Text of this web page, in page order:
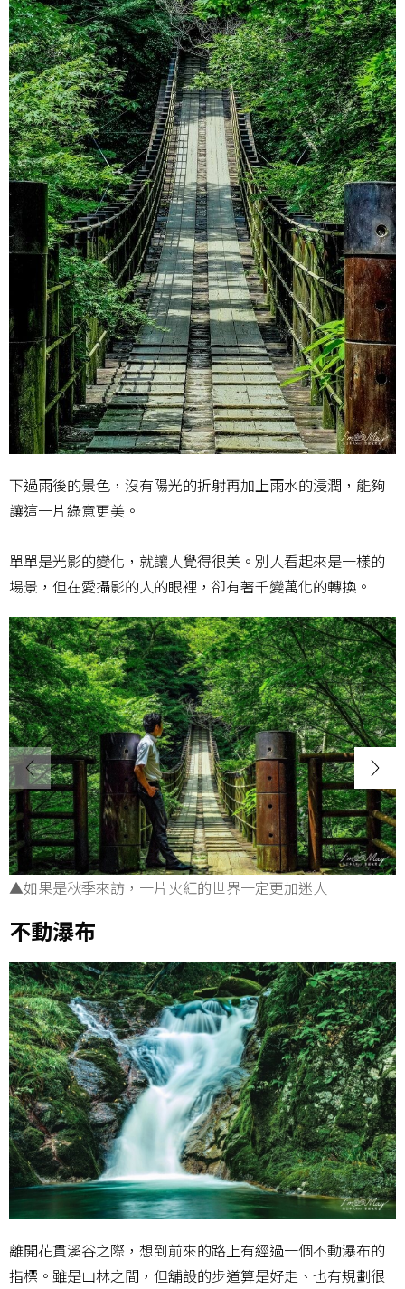
下過雨後的景色，沒有陽光的折射再加上雨水的浸潤，能夠
讓這一片綠意更美。
單單是光影的變化，就讓人覺得很美。別人看起來是一樣的
場景，但在愛攝影的人的眼裡，卻有著千變萬化的轉換。
▲如果是秋季來訪，一片火紅的世界一定更加迷人
不動瀑布
離開花貫溪谷之際，想到前來的路上有經過一個不動瀑布的
指標。雖是山林之間，但舖設的步道算是好走、也有規劃很